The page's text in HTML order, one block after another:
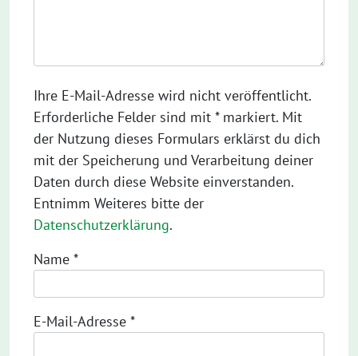
Ihre E-Mail-Adresse wird nicht veröffentlicht.
Erforderliche Felder sind mit * markiert. Mit
der Nutzung dieses Formulars erklärst du dich
mit der Speicherung und Verarbeitung deiner
Daten durch diese Website einverstanden.
Entnimm Weiteres bitte der
Datenschutzerklärung.
Name *
E-Mail-Adresse *